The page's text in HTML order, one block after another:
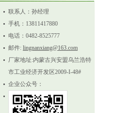
联系人：孙经理
手机：13811417880
电话：0482-8525777
邮件: lingnanxiang@163.com
厂家地址:内蒙古兴安盟乌兰浩特
市工业经济开发区2009-I-48#
企业公众号：